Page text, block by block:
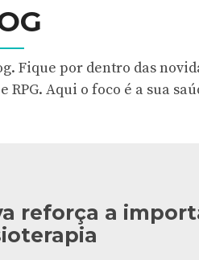
Fique por dentro das
Aqui o foco é a sua
reforça a